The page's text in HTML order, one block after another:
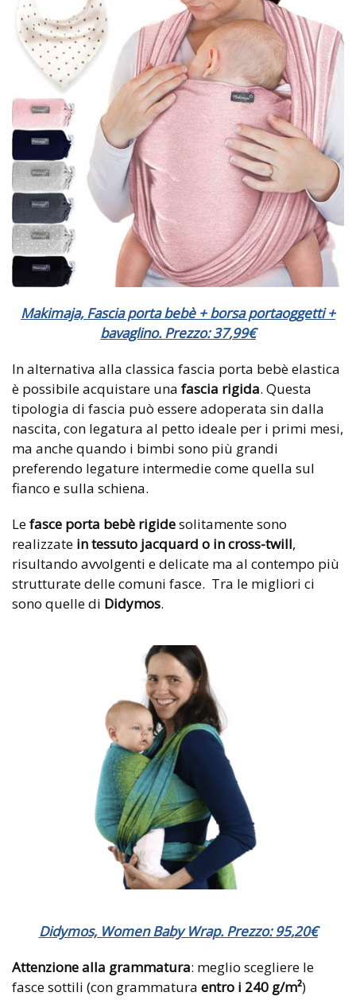
Makimaja, Fascia porta bebè + borsa portaoggetti +
bavaglino. Prezzo:37,99€
In alternativa alla classica fascia porta bebè elastica
è possibile acquistare una fascia rigida. Questa
tipologia di fascia può essere adoperata sin dalla
nascita, con legatura al petto ideale per i primi mesi,
ma anche quando i bimbi sono più grandi
preferendo legature intermedie come quella sul
fianco e sulla schiena.
Lefasce porta bebè rigidesolitamente sono
realizzate in tessuto jacquard o in cross-twill,
risultando avvolgenti e delicate ma al contempo più
strutturate delle comuni fasce. Tra le migliori ci
sono quelle di Didymos.
Didymos, Women Baby Wrap. Prezzo:95,20€
Attenzione alla grammatura: meglio scegliere le
fasce sottili (con grammatura entro i 240 g/m²)